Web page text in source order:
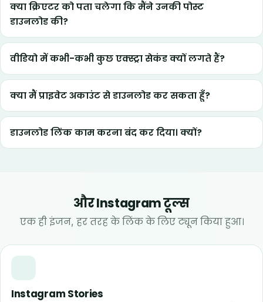
क्या क्रिएटर को पता चलेगा कि मैंने उनकी पोस्ट
डाउनलोड की?
वीडियो में कभी-कभी कुछ एक्स्ट्रा सेकंड क्यों लगते हैं?
क्या मैं प्राइवेट अकाउंट से डाउनलोड कर सकता हूँ?
डाउनलोड लिंक काम करना बंद कर दिया। क्यों?
और Instagram टूल्स
एक ही इंजन, हर तरह के लिंक के लिए ट्यून किया हुआ।
Instagram Stories